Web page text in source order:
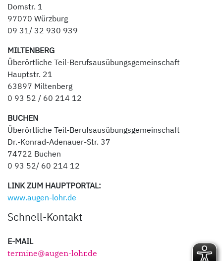
Domstr. 1
97070 Würzburg
09 31/ 32 930 939
MILTENBERG
Überörtliche Teil-Berufsausübungsgemeinschaft
Hauptstr. 21
63897 Miltenberg
0 93 52 / 60 214 12
BUCHEN
Überörtliche Teil-Berufsausübungsgemeinschaft
Dr.-Konrad-Adenauer-Str. 37
74722 Buchen
0 93 52/ 60 214 12
LINK ZUM HAUPTPORTAL:
www.augen-lohr.de
Schnell-Kontakt
E-MAIL
termine@augen-lohr.de